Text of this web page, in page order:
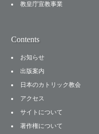
教皇庁宣教事業
Contents
お知らせ
出版案内
日本のカトリック教会
アクセス
サイトについて
著作権について